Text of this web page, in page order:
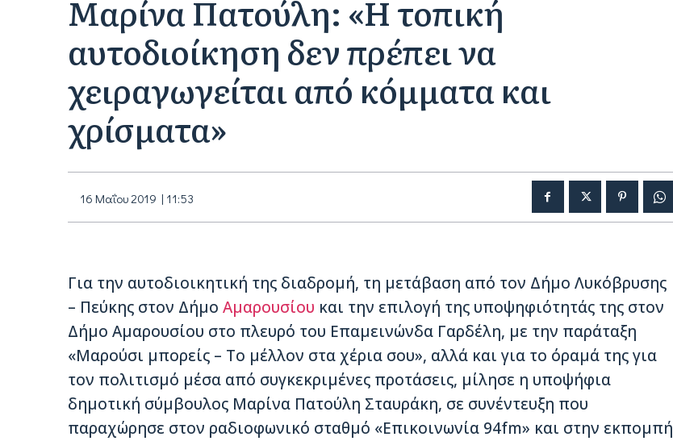
Μαρίνα Πατούλη: «Η τοπική
αυτοδιοίκηση δεν πρέπει να
χειραγωγείται από κόμματα και
χρίσματα»
16 Μαΐου 2019 | 11:53
Για την αυτοδιοικητική της διαδρομή, τη μετάβαση από τον Δήμο Λυκόβρυσης
– Πεύκης στον Δήμο Αμαρουσίου και την επιλογή της υποψηφιότητάς της στον
Δήμο Αμαρουσίου στο πλευρό του Επαμεινώνδα Γαρδέλη, με την παράταξη
«Μαρούσι μπορείς – Το μέλλον στα χέρια σου», αλλά και για το όραμά της για
τον πολιτισμό μέσα από συγκεκριμένες προτάσεις, μίλησε η υποψήφια
δημοτική σύμβουλος Μαρίνα Πατούλη Σταυράκη, σε συνέντευξη που
παραχώρησε στον ραδιοφωνικό σταθμό «Επικοινωνία 94fm» και στην εκπομπή